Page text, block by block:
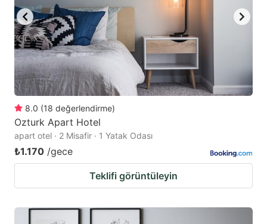
8.0 (18 değerlendirme)
Ozturk Apart Hotel
apart otel · 2 Misafir · 1 Yatak Odası
₺1.170 /gece
Teklifi görüntüleyin